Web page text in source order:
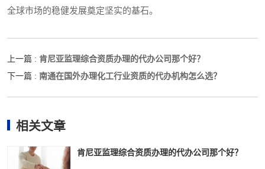
全球市场的稳健发展奠定坚实的基石。
上一篇 : 肯尼亚监理综合资质办理的代办公司那个好？
下一篇 : 南通在国外办理化工行业资质的代办机构怎么选？
相关文章
肯尼亚监理综合资质办理的代办公司那个好？